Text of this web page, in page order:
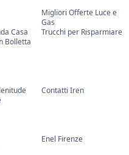
Migliori Offerte Luce e
Gas
Casa
Trucchi per Risparmiare
Bolletta
Contatti Iren
Enel Firenze